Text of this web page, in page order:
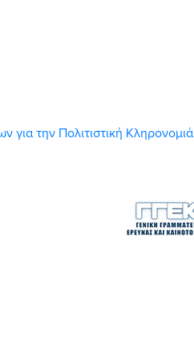
την Πολιτιστική Κληρονομιά